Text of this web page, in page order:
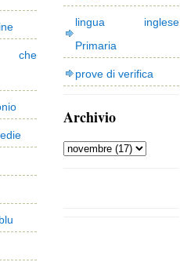
che
lingua inglese
Primaria
prove di verifica
Archivio